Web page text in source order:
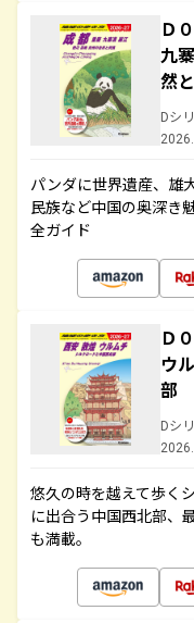
Ｄ
九
然
Dシ
パンダに世界遺産、雄
民族など中国の奥深き
全ガイド
Ｄ
ウ
部
Dシ
悠久の時を越えて歩く
に出合う中国西北部、
も満載。